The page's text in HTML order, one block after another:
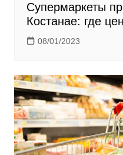
Супермаркеты
Костанае: где
08/01/2023